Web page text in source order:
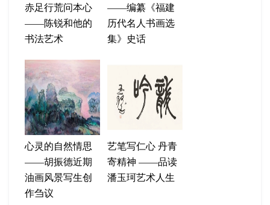
赤足行荒问本心
——陈锐和他的
书法艺术
——编纂《福建
历代名人书画选
集》史话
心灵的自然情思
——胡振德近期
油画风景写生创
作刍议
艺笔写仁心 丹青
寄精神 ——品读
潘玉珂艺术人生